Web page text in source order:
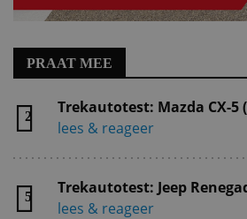
PRAAT MEE
2
Trekautotest: Mazda CX-5
lees & reageer
5
Trekautotest: Jeep
lees & reageer